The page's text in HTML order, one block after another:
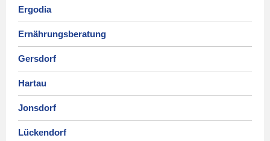
Ergodia
Ernährungsberatung
Gersdorf
Hartau
Jonsdorf
Lückendorf